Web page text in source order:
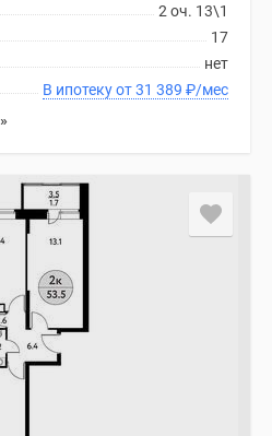
2 оч. 13\1
17
нет
В ипотеку от 31 389 ₽/мес